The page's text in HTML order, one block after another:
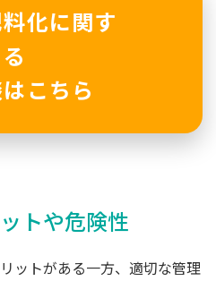
化に関す
る
こちら
トや危険性
ットがある一方、適切な管理